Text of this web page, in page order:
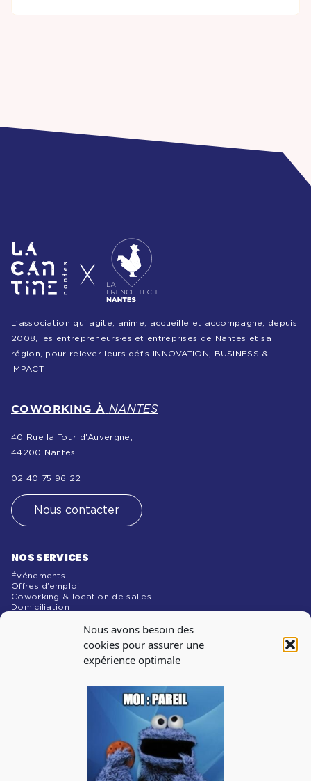
Nous avons besoin des
cookies pour assurer une
expérience optimale
L’association qui agite, anime, accueille et accompagne, depuis
2008, les entrepreneurs·es et entreprises de Nantes et sa
région, pour relever leurs défis INNOVATION, BUSINESS &
IMPACT.
COWORKING À NANTES
40 Rue la Tour d'Auvergne,
44200 Nantes
02 40 75 96 22
Nous contacter
NOS SERVICES
Événements
Offres d’emploi
Coworking & location de salles
Domiciliation
Abonnez-vous à notre newsletter pour recevoir les infos
sur les évènements, les offres d’emploi